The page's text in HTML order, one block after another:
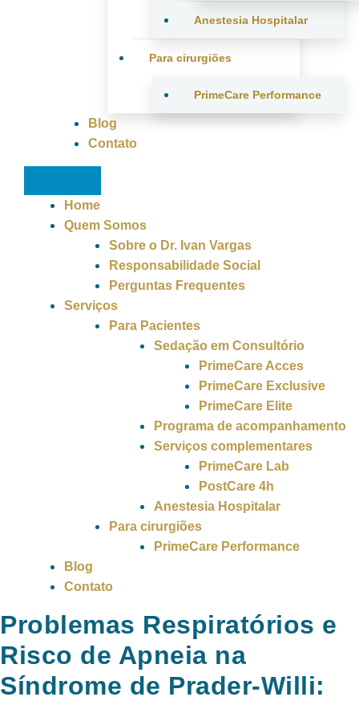
Anestesia Hospitalar
Para cirurgiões
PrimeCare Performance
Blog
Contato
Home
Quem Somos
Sobre o Dr. Ivan Vargas
Responsabilidade Social
Perguntas Frequentes
Serviços
Para Pacientes
Sedação em Consultório
PrimeCare Acces
PrimeCare Exclusive
PrimeCare Elite
Programa de acompanhamento
Serviços complementares
PrimeCare Lab
PostCare 4h
Anestesia Hospitalar
Para cirurgiões
PrimeCare Performance
Blog
Contato
Problemas Respiratórios e
Risco de Apneia na
Síndrome de Prader-Willi: